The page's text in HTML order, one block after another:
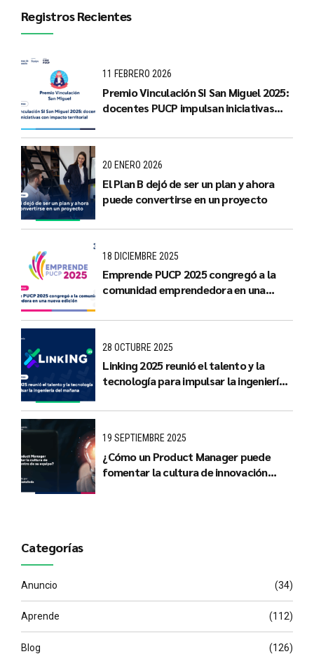
Registros Recientes
11 FEBRERO 2026
Premio Vinculación SI San Miguel 2025:
docentes PUCP impulsan iniciativas
20 ENERO 2026
El Plan B dejó de ser un plan y ahora
puede convertirse en un proyecto
18 DICIEMBRE 2025
Emprende PUCP 2025 congregó a la
comunidad emprendedora en una
28 OCTUBRE 2025
Linking 2025 reunió el talento y la
tecnología para impulsar la ingeniería
19 SEPTIEMBRE 2025
¿Cómo un Product Manager puede
fomentar la cultura de innovación
Categorías
Anuncio (34)
Aprende (112)
Blog (126)